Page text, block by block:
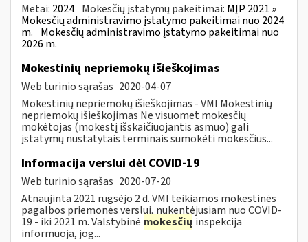
Metai: 2024 Mokesčių įstatymų pakeitimai: MĮP 2021 »
Mokesčių administravimo įstatymo pakeitimai nuo 2024
m. Mokesčių administravimo įstatymo pakeitimai nuo
2026 m.
Mokestinių nepriemokų išieškojimas
Web turinio sąrašas 2020-04-07
Mokestinių nepriemokų išieškojimas - VMI Mokestinių
nepriemokų išieškojimas Ne visuomet mokesčių
mokėtojas (mokestį išskaičiuojantis asmuo) gali
įstatymų nustatytais terminais sumokėti mokesčius...
Informacija verslui dėl COVID-19
Web turinio sąrašas 2020-07-20
Atnaujinta 2021 rugsėjo 2 d. VMI teikiamos mokestinės
pagalbos priemonės verslui, nukentėjusiam nuo COVID-
19 - iki 2021 m. Valstybinė mokesčių inspekcija
informuoja, jog...